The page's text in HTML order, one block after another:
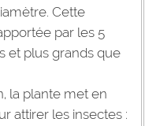
Cette
par les 5
et plus grands que
la plante met en
attirer les insectes :